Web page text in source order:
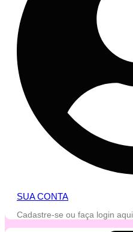
SUA CONTA
Cadastre-se ou faça login aqui